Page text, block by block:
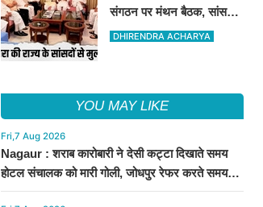
संगठन पर मंथन बैठक, सांसदों
से भी की चर्चा
DHIRENDRA ACHARYA
YOU MAY LIKE
Fri,7 Aug 2026
Nagaur : शराब कारोबारी ने देसी कट्टा दिखाते समय
होटल संचालक को मारी गोली, जोधपुर रेफर करते समय
एंबुलेंस पलटी, मौत